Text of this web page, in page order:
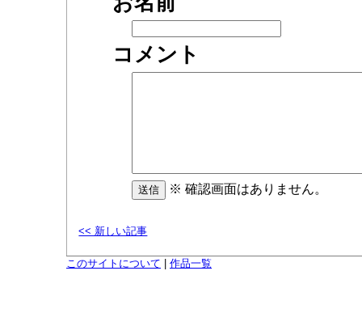
コメント
※ 確認画面はありません。
<< 新しい記事
このサイトについて 作品一覧